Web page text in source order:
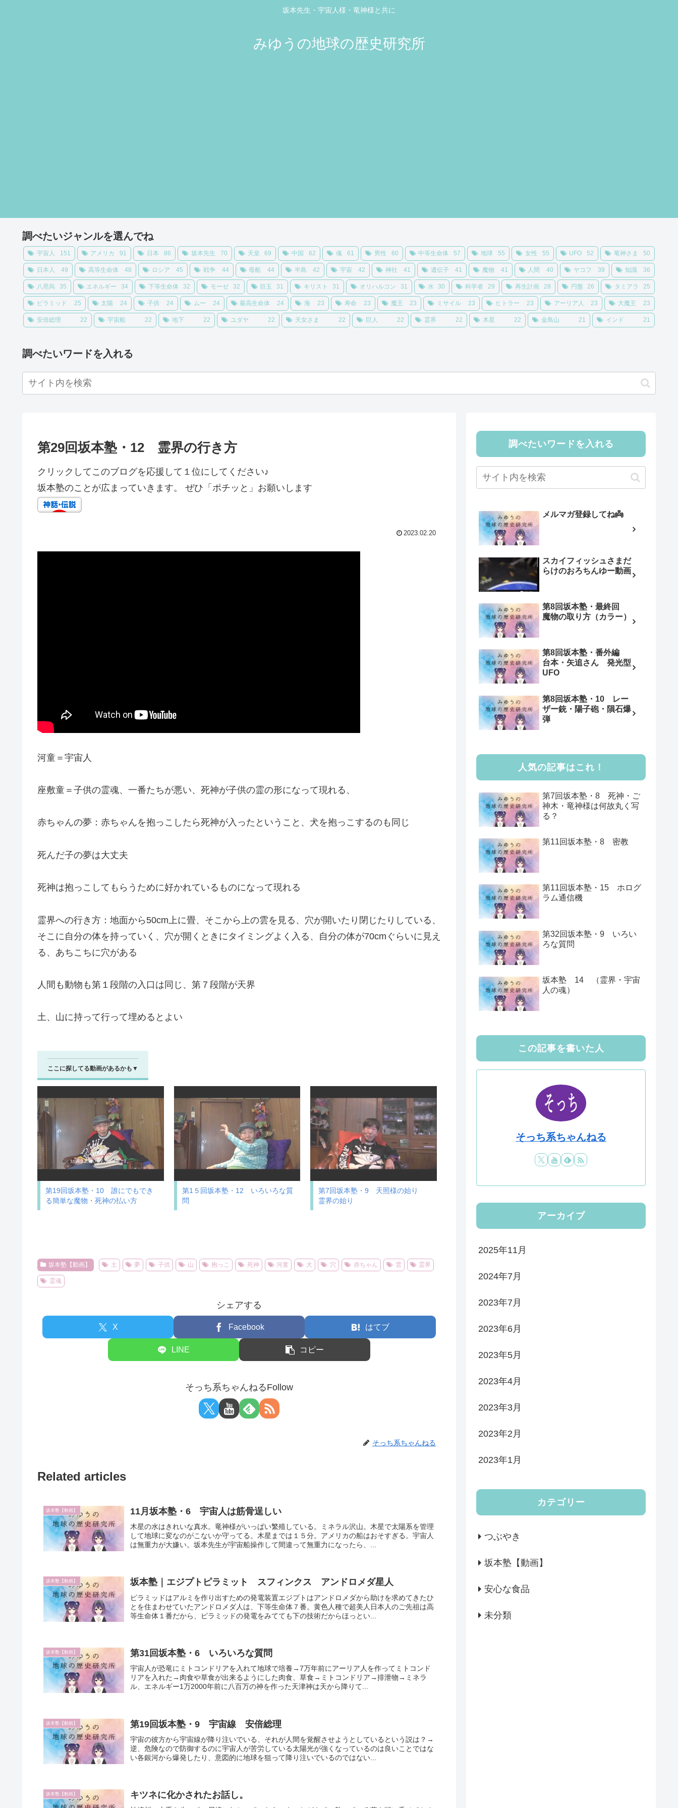
坂本先生・宇宙人様・竜神様と共に
みゆうの地球の歴史研究所
調べたいジャンルを選んでね
宇宙人 151 アメリカ 91 日本 86 坂本先生 70 天皇 69 中国 62 魂 61 男性 60 中等生命体 57 地球 55 女性 55 UFO 52 竜神さま 50
日本人 49 高等生命体 48 ロシア 45 戦争 44 母船 44 半島 42 宇宙 42 神社 41 遺伝子 41 魔物 41 人間 40 ヤコフ 39 知識 36
八咫烏 35 エネルギー 34 下等生命体 32 モーゼ 32 目玉 31 キリスト 31 オリハルコン 31 水 30 科学者 29 再生計画 28 円盤 26 タミアラ 25
ピラミッド 25 太陽 24 子供 24 ムー 24 最高生命体 24 海 23 寿命 23 魔王 23 ミサイル 23 ヒトラー 23 アーリア人 23 大魔王 23
安倍総理 22 宇宙船 22 地下 22 ユダヤ 22 天女さま 22 巨人 22 霊界 22 木星 22 金鳥山 21 インド 21
調べたいワードを入れる
第29回坂本塾・12 霊界の行き方
クリックしてこのブログを応援して１位にしてください♪
坂本塾のことが広まっていきます。 ぜひ「ポチッと」お願いします
2023.02.20
河童＝宇宙人
座敷童＝子供の霊魂、一番たちが悪い、死神が子供の霊の形になって現れる、
赤ちゃんの夢：赤ちゃんを抱っこしたら死神が入ったということ、犬を抱っこするのも同じ
死んだ子の夢は大丈夫
死神は抱っこしてもらうために好かれているものになって現れる
霊界への行き方：地面から50cm上に畳、そこから上の雲を見る、穴が開いたり閉じたりしている、
そこに自分の体を持っていく、穴が開くときにタイミングよく入る、自分の体が70cmぐらいに見え
る、あちこちに穴がある
人間も動物も第１段階の入口は同じ、第７段階が天界
土、山に持って行って埋めるとよい
ここに探してる動画があるかも▼
第19回坂本塾・10 誰にでもでき
る簡単な魔物・死神の払い方
第1５回坂本塾・12 いろいろな質
問
第7回坂本塾・9 天照様の始り
霊界の始り
坂本塾【動画】 土 夢 子供 山 抱っこ 死神 河童 犬 穴 赤ちゃん 雲 霊界
霊魂
シェアする
X Facebook はてブ
LINE コピー
そっち系ちゃんねるFollow
そっち系ちゃんねる
Related articles
坂本塾【動画】 11月坂本塾・6 宇宙人は筋骨逞しい
木星の水はきれいな真水。竜神様がいっぱい繁殖している。ミネラル沢山。木星で太陽系を管理
して地球に変なのがこないか守ってる。木星までは１５分。アメリカの船はおそすぎる。宇宙人
は無重力が大嫌い。坂本先生が宇宙船操作して間違って無重力になったら、...
坂本塾【動画】 坂本塾｜エジプトピラミット スフィンクス アンドロメダ星人
ピラミッドはアルミを作り出すための発電装置エジプトはアンドロメダから助けを求めてきたひ
とを住まわせていたアンドロメダ人は、下等生命体７番。黄色人種で超美人日本人のご先祖は高
等生命体１番だから、ピラミッドの発電をみてても下の技術だからほっとい...
坂本塾【動画】 第31回坂本塾・6 いろいろな質問
宇宙人が恐竜にミトコンドリアを入れて地球で培養→7万年前にアーリア人を作ってミトコンド
リアを入れた→肉食や草食が出来るようにした肉食、草食→ミトコンドリア→排泄物→ミネラ
ル、エネルギー1万2000年前に八百万の神を作った天津神は天から降りて...
坂本塾【動画】 第19回坂本塾・9 宇宙線 安倍総理
宇宙の彼方から宇宙線が降り注いでいる、それが人間を覚醒させようとしているという説は？→
逆、危険なので防御するのに宇宙人が苦労している太陽光が強くなっているのは良いことではな
い各銀河から爆発したり、意図的に地球を狙って降り注いでいるのではない...
坂本塾【動画】 キツネに化かされたお話し。
調べたいワードを入れる
メルマガ登録してね👼
スカイフィッシュさまだ
らけのおろちんゆー動画
第8回坂本塾・最終回
魔物の取り方（カラー）
第8回坂本塾・番外編
台本・矢追さん 発光型
UFO
第8回坂本塾・10 レー
ザー銃・陽子砲・隕石爆
弾
人気の記事はこれ！
第7回坂本塾・8 死神・ご
神木・竜神様は何故丸く写
る？
第11回坂本塾・8 密教
第11回坂本塾・15 ホログ
ラム通信機
第32回坂本塾・9 いろい
ろな質問
坂本塾 14 （霊界・宇宙
人の魂）
この記事を書いた人
そっち系ちゃんねる
アーカイブ
2025年11月
2024年7月
2023年7月
2023年6月
2023年5月
2023年4月
2023年3月
2023年2月
2023年1月
カテゴリー
つぶやき
坂本塾【動画】
安心な食品
未分類